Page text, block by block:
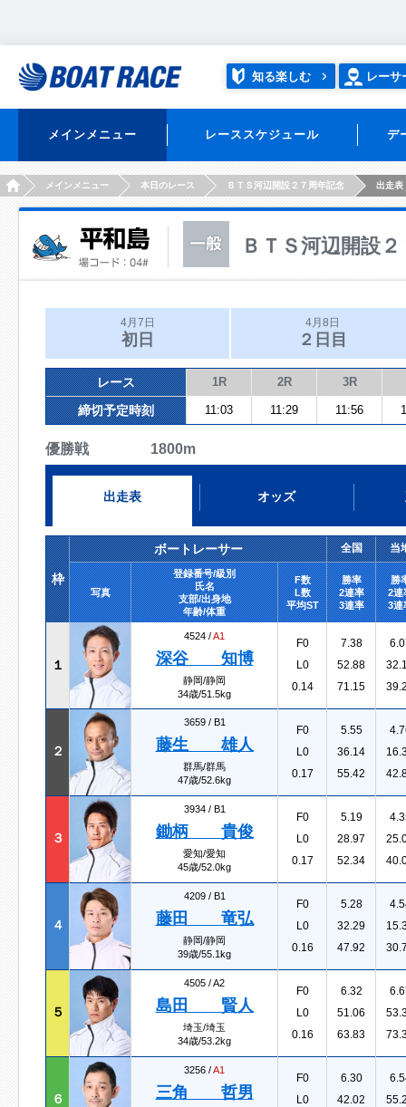
知る楽しむ レーサ
メインメニュー レーススケジュール デ
HOMEメインメニュー 本日のレース ＢＴＳ河辺開設２７周年記念 出走表
ＢＴＳ河辺開設
4月7日
初日
4月8日
２日目
レース 1R 2R 3R
締切予定時刻 11:03 11:29 11:56
優勝戦 1800m
出走表 オッズ
枠
ボートレーサー 全国 当
写真
登録番号/級別
氏名
支部/出身地
年齢/体重
F数
L数
平均ST
勝率
2連率
3連率
勝
2連
3連
１
4524 /A1
深谷 知博
静岡/静岡
34歳/51.5kg
F0
L0
0.14
7.38
52.88
71.15
２
3659 / B1
藤生 雄人
群馬/群馬
47歳/52.6kg
F0
L0
0.17
5.55
36.14
55.42
３
3934 / B1
鋤柄 貴俊
愛知/愛知
45歳/52.0kg
F0
L0
0.17
5.19
28.97
52.34
４
4209 / B1
藤田 竜弘
静岡/静岡
39歳/55.1kg
F0
L0
0.16
5.28
32.29
47.92
５
4505 /A2
島田 賢人
埼玉/埼玉
34歳/53.2kg
F0
L0
0.16
6.32
51.06
63.83
６
3256 /A1
三角 哲男
F0
L0
6.30
42.02